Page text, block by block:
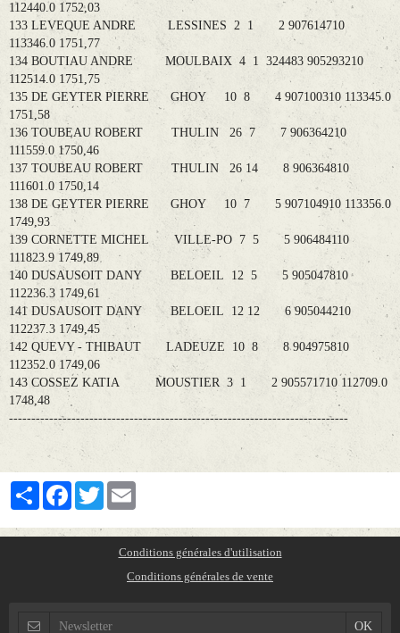
112440.0 1752,03
133 LEVEQUE ANDRE LESSINES 2 1 2 907614710
113346.0 1751,77
134 BOUTIAU ANDRE MOULBAIX 4 1 324483 905293210
112514.0 1751,75
135 DE GEYTER PIERRE GHOY 10 8 4 907100310 113345.0
1751,58
136 TOUBEAU ROBERT THULIN 26 7 7 906364210
111559.0 1750,46
137 TOUBEAU ROBERT THULIN 26 14 8 906364810
111601.0 1750,14
138 DE GEYTER PIERRE GHOY 10 7 5 907104910 113356.0
1749,93
139 CORNETTE MICHEL VILLE-PO 7 5 5 906484110
111823.9 1749,89
140 DUSAUSOIT DANY BELOEIL 12 5 5 905047810
112236.3 1749,61
141 DUSAUSOIT DANY BELOEIL 12 12 6 905044210
112237.3 1749,45
142 QUEVY - THIBAUT LADEUZE 10 8 8 904975810
112352.0 1749,06
143 COSSEZ KATIA MOUSTIER 3 1 2 905571710 112709.0
1748,48
----------------------------------------------------------------------------
PartagerFacebookTwitter
Conditions générales d'utilisation
Conditions générales de vente